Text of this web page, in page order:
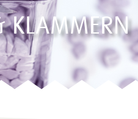
KLAMMERN